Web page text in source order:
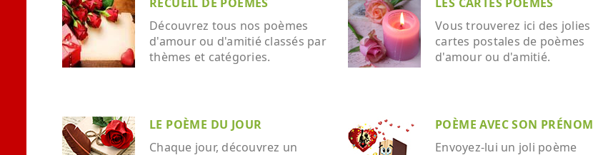
Découvrez tous nos poèmes
d'amour ou d'amitié classés par
thèmes et catégories.
Vous trouverez ici des jolies
cartes postales de poèmes
d'amour ou d'amitié.
LE POÈME DU JOUR
Chaque jour, découvrez un
POÈME AVEC SON PRÉNOM
Envoyez-lui un joli poème